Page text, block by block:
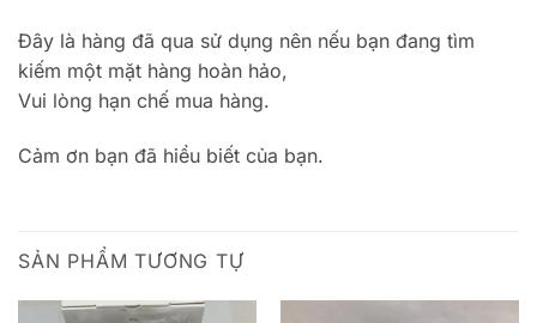
Đây là hàng đã qua sử dụng nên nếu bạn đang tìm
kiếm một mặt hàng hoàn hảo,
Vui lòng hạn chế mua hàng.
Cảm ơn bạn đã hiểu biết của bạn.
SẢN PHẨM TƯƠNG TỰ